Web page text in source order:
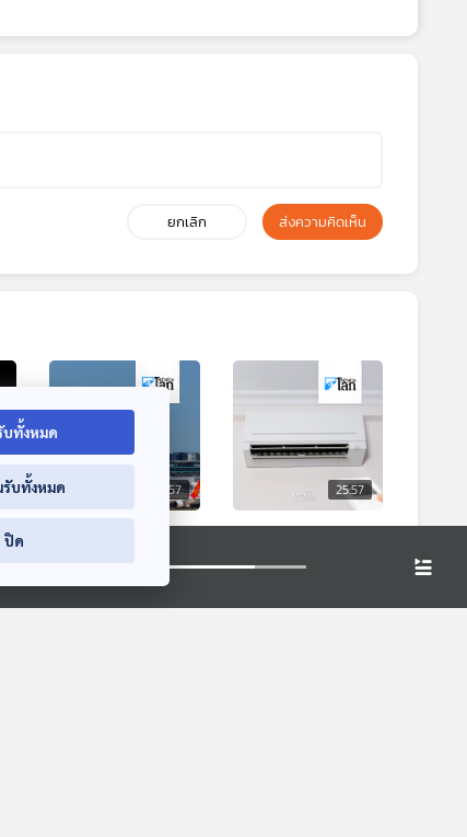
ยกเลิก ส่งความคิดเห็น
25:57
Qantas เตรียมเปิด
เที่ยวบินตรงยาวสุดใน
โลก "ซิดนีย์-
ลอนดอน"
หน้าต่างโลก
25:57
ทำไมยุโรปถึงไม่ค่อย
ติดเครื่องปรับอากาศ
จัด
บทั้งหมด
รับทั้งหมด
ปิด